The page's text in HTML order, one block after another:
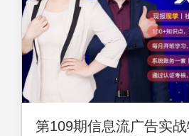
第109期信息流广告实